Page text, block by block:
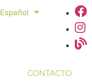
Español
CONTACTO